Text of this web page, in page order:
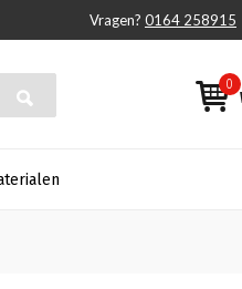
Vragen? 0164 258915
0